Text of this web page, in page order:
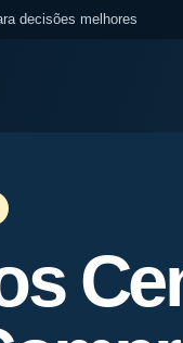
decisões melhores